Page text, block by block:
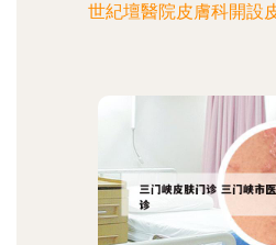
世紀壇醫院皮膚科開設